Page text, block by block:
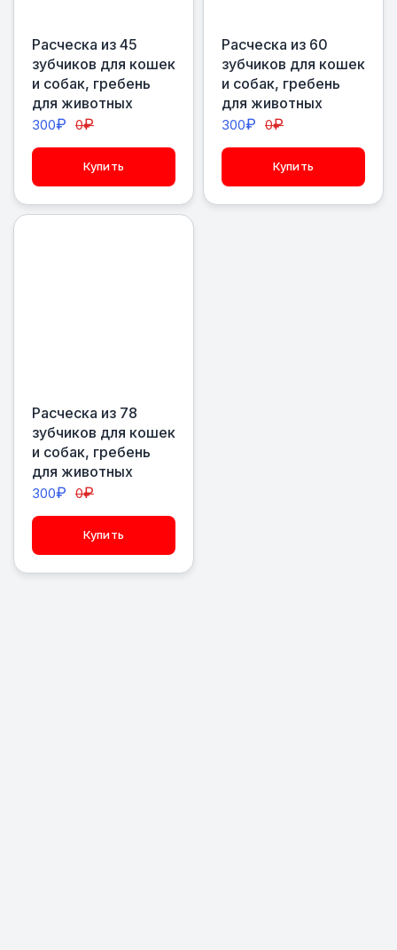
Расческа из 45
зубчиков для кошек
и собак, гребень
для животных
300₽ 0₽
Купить
Расческа из 60
зубчиков для кошек
и собак, гребень
для животных
300₽ 0₽
Купить
Расческа из 78
зубчиков для кошек
и собак, гребень
для животных
300₽ 0₽
Купить